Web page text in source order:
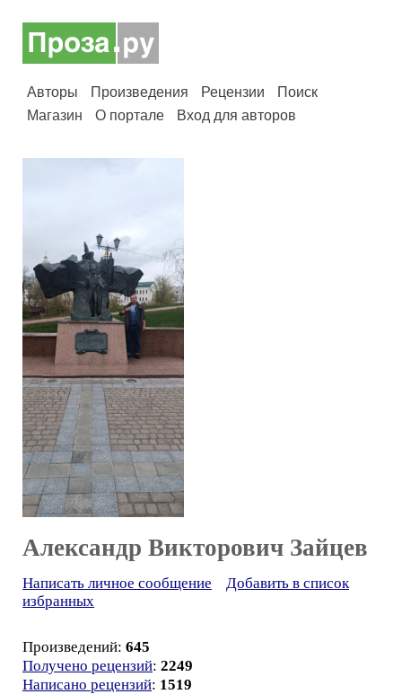
Авторы Произведения Рецензии
Поиск
Магазин
О портале Вход для авторов
Александр Викторович Зайцев
Написать личное сообщение
Добавить в список
избранных
Произведений: 645
Получено рецензий: 2249
Написано рецензий: 1519